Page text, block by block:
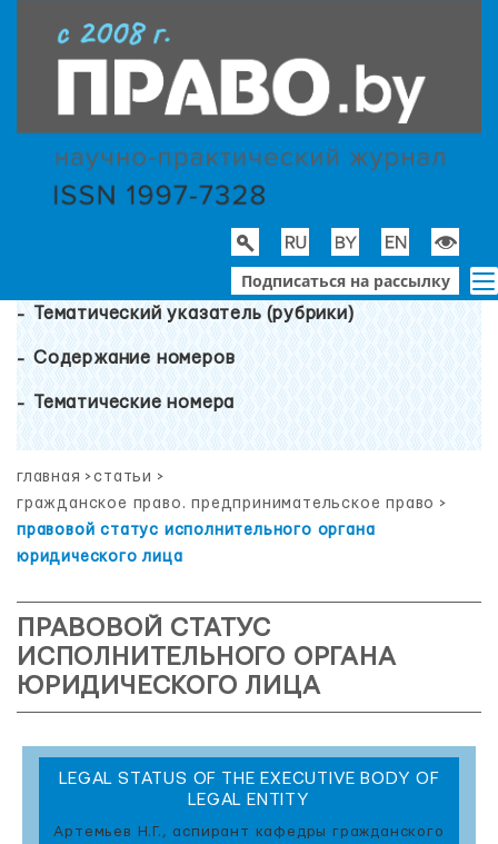
Подписаться на рассылку
Тематический указатель (рубрики)
Содержание номеров
Тематические номера
главная >статьи >
гражданское право. предпринимательское право >
правовой статус исполнительного органа
юридического лица
ПРАВОВОЙ СТАТУС
ИСПОЛНИТЕЛЬНОГО ОРГАНА
ЮРИДИЧЕСКОГО ЛИЦА
LEGAL STATUS OF THE EXECUTIVE BODY OF
LEGAL ENTITY
Артемьев Н.Г., аспирант кафедры гражданского